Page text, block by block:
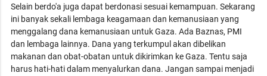
Selain berdo'a juga dapat berdonasi sesuai kemampuan. Sekarang
ini banyak sekali lembaga keagamaan dan kemanusiaan yang
menggalang dana kemanusiaan untuk Gaza. Ada Baznas, PMI
dan lembaga lainnya. Dana yang terkumpul akan dibelikan
makanan dan obat-obatan untuk dikirimkan ke Gaza. Tentu saja
harus hati-hati dalam menyalurkan dana. Jangan sampai menjadi